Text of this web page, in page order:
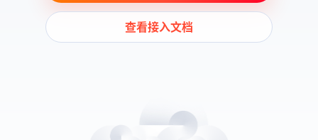
查看接入文档